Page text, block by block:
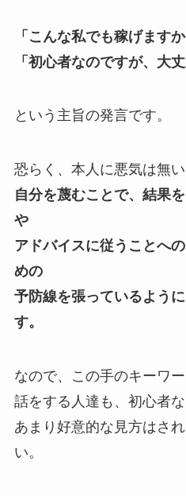
「こんな私でも稼げますか
「初心者なのですが、大
という主旨の発言です。
恐らく、本人に悪気は無い
自分を蔑むことで、結果
や
アドバイスに従うことへ
めの
予防線を張っているよう
す。
なので、この手のキーワ
話をする人達も、初心者
あまり好意的な見方はさ
い。